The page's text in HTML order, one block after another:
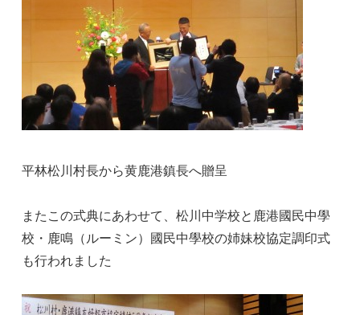
平林松川村長から黄鹿港鎮長へ贈呈
またこの式典にあわせて、松川中学校と鹿港國民中學
校・鹿鳴（ルーミン）國民中學校の姉妹校協定調印式
も行われました